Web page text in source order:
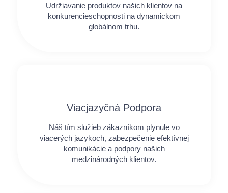
Udržiavanie produktov našich klientov na
konkurencieschopnosti na dynamickom
globálnom trhu.
Viacjazyčná Podpora
Náš tím služieb zákazníkom plynule vo
viacerých jazykoch, zabezpečenie efektívnej
komunikácie a podpory našich
medzinárodných klientov.